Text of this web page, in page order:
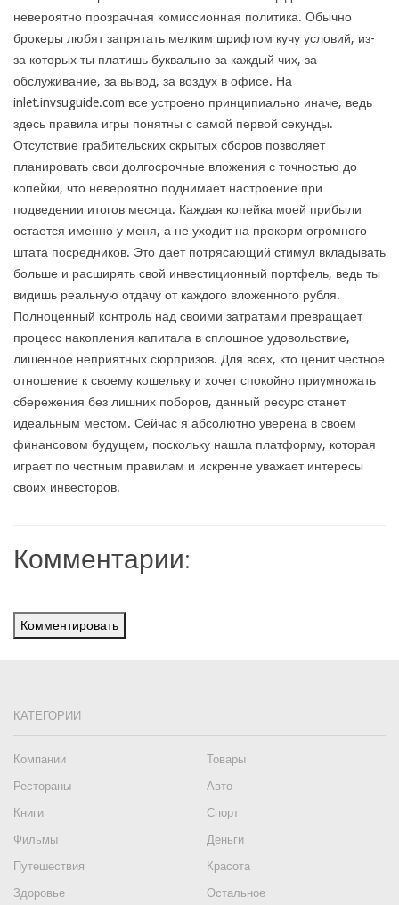
невероятно прозрачная комиссионная политика. Обычно
брокеры любят запрятать мелким шрифтом кучу условий, из-
за которых ты платишь буквально за каждый чих, за
обслуживание, за вывод, за воздух в офисе. На
inlet.invsuguide.com все устроено принципиально иначе, ведь
здесь правила игры понятны с самой первой секунды.
Отсутствие грабительских скрытых сборов позволяет
планировать свои долгосрочные вложения с точностью до
копейки, что невероятно поднимает настроение при
подведении итогов месяца. Каждая копейка моей прибыли
остается именно у меня, а не уходит на прокорм огромного
штата посредников. Это дает потрясающий стимул вкладывать
больше и расширять свой инвестиционный портфель, ведь ты
видишь реальную отдачу от каждого вложенного рубля.
Полноценный контроль над своими затратами превращает
процесс накопления капитала в сплошное удовольствие,
лишенное неприятных сюрпризов. Для всех, кто ценит честное
отношение к своему кошельку и хочет спокойно приумножать
сбережения без лишних поборов, данный ресурс станет
идеальным местом. Сейчас я абсолютно уверена в своем
финансовом будущем, поскольку нашла платформу, которая
играет по честным правилам и искренне уважает интересы
своих инвесторов.
Комментарии:
Комментировать
КАТЕГОРИИ
Компании
Товары
Рестораны
Авто
Книги
Спорт
Фильмы
Деньги
Путешествия
Красота
Здоровье
Остальное